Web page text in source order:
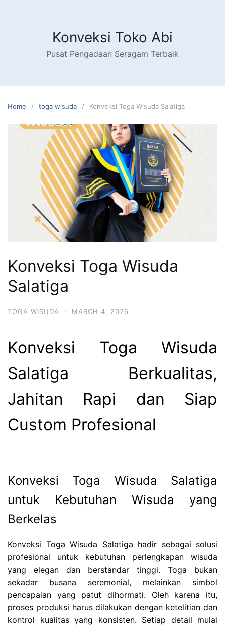
Konveksi Toko Abi
Pusat Pengadaan Seragam Terbaik
Home toga wisuda Konveksi Toga Wisuda Salatiga
Konveksi Toga Wisuda
Salatiga
TOGA WISUDA · MARCH 4, 2026
Konveksi Toga Wisuda
Salatiga Berkualitas,
Jahitan Rapi dan Siap
Custom Profesional
Konveksi Toga Wisuda Salatiga
untuk Kebutuhan Wisuda yang
Berkelas
Konveksi Toga Wisuda Salatiga hadir sebagai solusi
profesional untuk kebutuhan perlengkapan wisuda
yang elegan dan berstandar tinggi. Toga bukan
sekadar busana seremonial, melainkan simbol
pencapaian yang patut dihormati. Oleh karena itu,
proses produksi harus dilakukan dengan ketelitian dan
kontrol kualitas yang konsisten. Setiap detail mulai